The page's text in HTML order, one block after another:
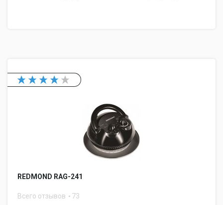
REDMOND RAG-241
Всего отзывов 73